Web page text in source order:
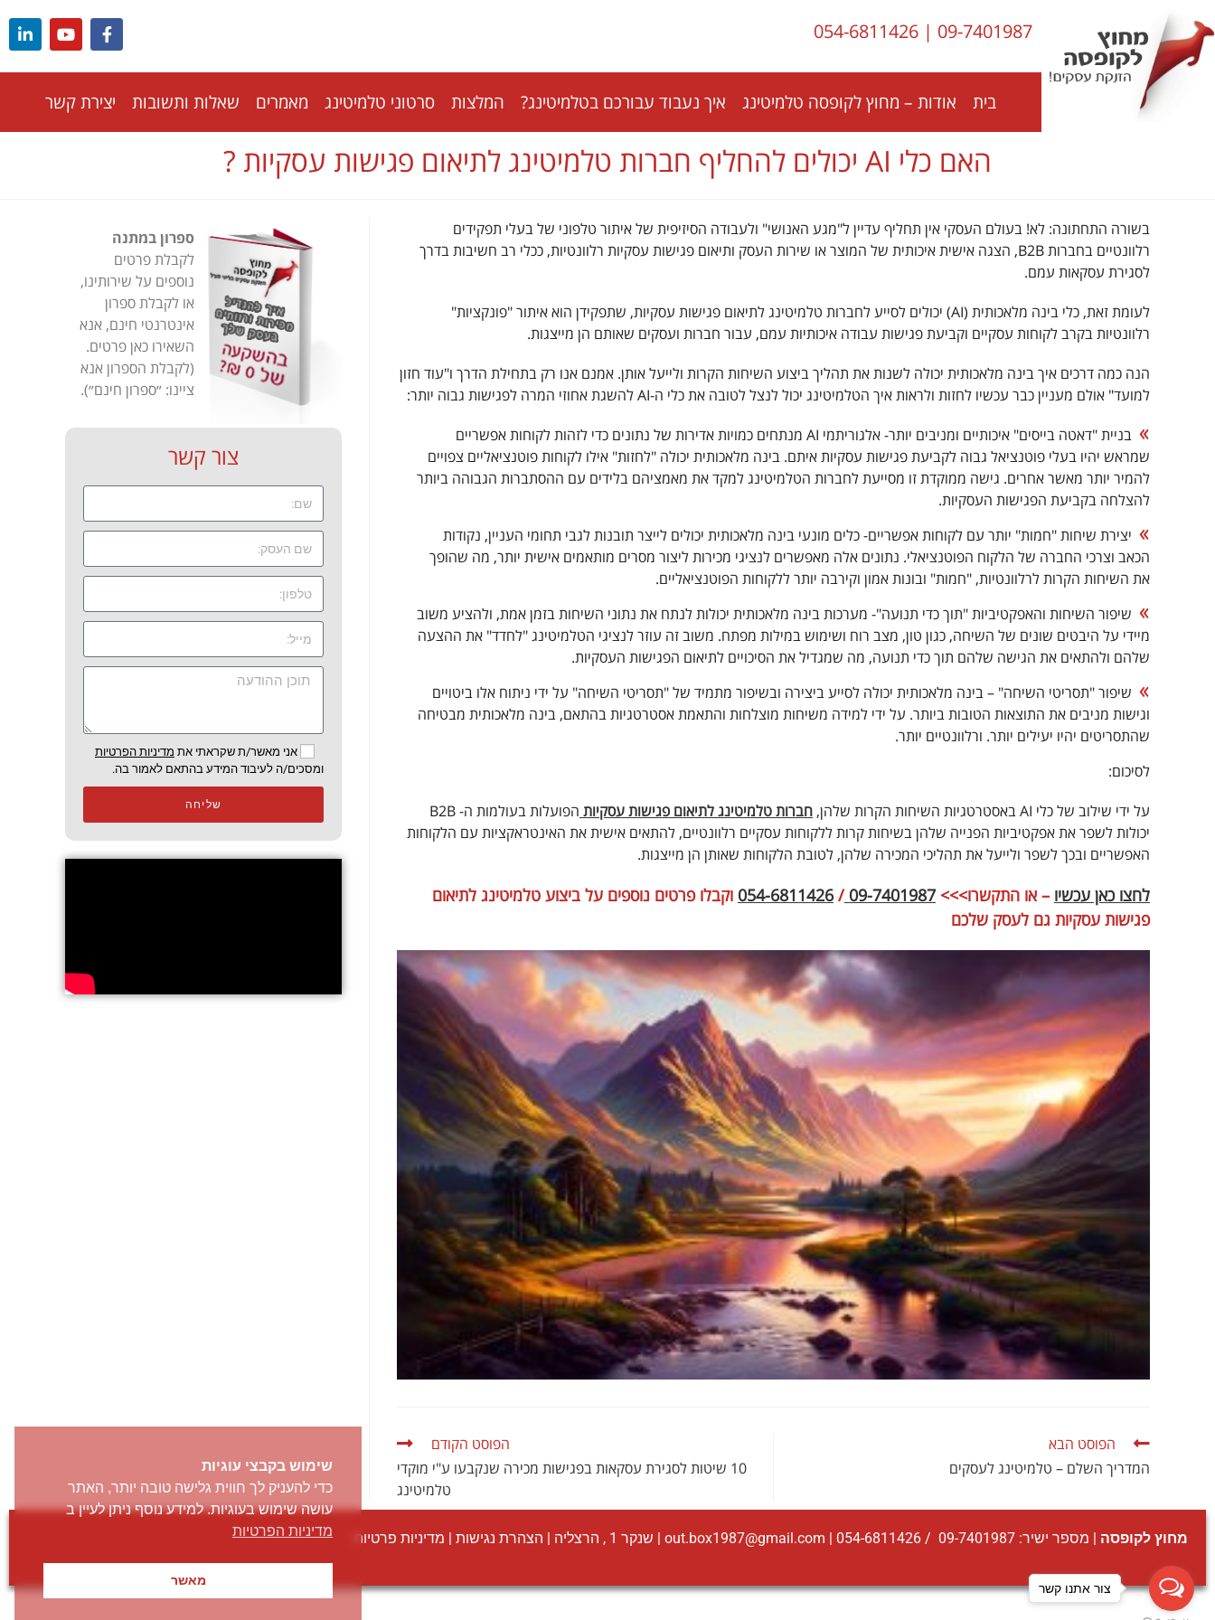
09-7401987
|
054-6811426
בית אודות – מחוץ לקופסה טלמיטינג איך נעבוד עבורכם בטלמיטינג? המלצות סרטוני טלמיטינג מאמרים שאלות ותשובות יצירת קשר
האם כלי AI יכולים להחליף חברות טלמיטינג לתיאום פגישות עסקיות ?
בשורה התחתונה: לא! בעולם העסקי אין תחליף עדיין ל"מגע האנושי" ולעבודה הסיזיפית של איתור טלפוני של בעלי תפקידים
רלוונטיים בחברות B2B, הצגה אישית איכותית של המוצר או שירות העסק ותיאום פגישות עסקיות רלוונטיות, ככלי רב חשיבות בדרך
לסגירת עסקאות עמם.
לעומת זאת, כלי בינה מלאכותית (AI) יכולים לסייע לחברות טלמיטינג לתיאום פגישות עסקיות, שתפקידן הוא איתור "פונקציות"
רלוונטיות בקרב לקוחות עסקיים וקביעת פגישות עבודה איכותיות עמם, עבור חברות ועסקים שאותם הן מייצגות.
הנה כמה דרכים איך בינה מלאכותית יכולה לשנות את תהליך ביצוע השיחות הקרות ולייעל אותן. אמנם אנו רק בתחילת הדרך ו"עוד חזון
למועד" אולם מעניין כבר עכשיו לחזות ולראות איך הטלמיטינג יכול לנצל לטובה את כלי ה-AI להשגת אחוזי המרה לפגישות גבוה יותר:
בניית "דאטה בייסים" איכותיים ומניבים יותר- אלגוריתמי AI מנתחים כמויות אדירות של נתונים כדי לזהות לקוחות אפשריים
שמראש יהיו בעלי פוטנציאל גבוה לקביעת פגישות עסקיות איתם. בינה מלאכותית יכולה "לחזות" אילו לקוחות פוטנציאליים צפויים
להמיר יותר מאשר אחרים. גישה ממוקדת זו מסייעת לחברות הטלמיטינג למקד את מאמציהם בלידים עם ההסתברות הגבוהה ביותר
להצלחה בקביעת הפגישות העסקיות.
יצירת שיחות "חמות" יותר עם לקוחות אפשריים- כלים מונעי בינה מלאכותית יכולים לייצר תובנות לגבי תחומי העניין, נקודות
הכאב וצרכי ​​החברה של הלקוח הפוטנציאלי. נתונים אלה מאפשרים לנציגי מכירות ליצור מסרים מותאמים אישית יותר, מה שהופך
את השיחות הקרות לרלוונטיות, "חמות" ובונות אמון וקירבה יותר ללקוחות הפוטנציאליים.
שיפור השיחות והאפקטיביות "תוך כדי תנועה"- מערכות בינה מלאכותית יכולות לנתח את נתוני השיחות בזמן אמת, ולהציע משוב
מיידי על היבטים שונים של השיחה, כגון טון, מצב רוח ושימוש במילות מפתח. משוב זה עוזר לנציגי הטלמיטינג "לחדד" את ההצעה
שלהם ולהתאים את הגישה שלהם תוך כדי תנועה, מה שמגדיל את הסיכויים לתיאום הפגישות העסקיות.
שיפור "תסריטי השיחה" – בינה מלאכותית יכולה לסייע ביצירה ובשיפור מתמיד של "תסריטי השיחה" על ידי ניתוח אלו ביטויים
וגישות מניבים את התוצאות הטובות ביותר. על ידי למידה משיחות מוצלחות והתאמת אסטרטגיות בהתאם, בינה מלאכותית מבטיחה
שהתסריטים יהיו יעילים יותר. ורלוונטיים יותר.
לסיכום:
על ידי שילוב של כלי AI באסטרטגיות השיחות הקרות שלהן,
חברות טלמיטינג לתיאום פגישות עסקיות
הפועלות בעולמות ה- B2B
יכולות לשפר את אפקטיביות הפנייה שלהן בשיחות קרות ללקוחות עסקיים רלוונטיים, להתאים אישית את האינטראקציות עם הלקוחות
האפשריים ובכך לשפר ולייעל את תהליכי המכירה שלהן, לטובת הלקוחות שאותן הן מייצגות.
לחצוכאן עכשיו – או התקשרו>>>09-7401987
/
054-6811426 וקבלו פרטים נוספים על ביצוע טלמיטינג לתיאום
פגישות עסקיות גם לעסק שלכם
הפוסט הקודם
10 שיטות לסגירת עסקאות בפגישות מכירה שנקבעו ע"י מוקדי
טלמיטינג
הפוסט הבא
המדריך השלם – טלמיטינג לעסקים
ספרון במתנה
לקבלת פרטים
נוספים על שירותינו,
או לקבלת ספרון
אינטרנטי חינם, אנא
השאירו כאן פרטים.
(לקבלת הספרון אנא
ציינו: ״ספרון חינם״).
צור קשר
אני מאשר/ת שקראתי את מדיניות הפרטיות
ומסכים/ה לעיבוד המידע בהתאם לאמור בה.
שליחה
מחוץ לקופסה | מספר ישיר: 09-7401987
/
054-6811426
|
out.box1987@gmail.com | שנקר 1 , הרצליה | הצהרת נגישות | מדיניות פרטיות
צור אתנו קשר
שימוש בקבצי עוגיות
כדי להעניק לך חווית גלישה טובה יותר, האתר
עושה שימוש בעוגיות. למידע נוסף ניתן לעיין ב
מדיניות הפרטיות
מאשר